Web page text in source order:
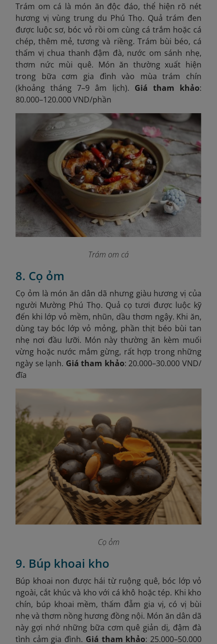
Trám om cá là món ăn độc đáo, thể hiện rõ nét
hương vị vùng trung du Phú Thọ. Quả trám đen
được luộc sơ, bóc vỏ rồi om cùng cá trắm hoặc cá
chép, thêm mẻ, tương và riềng. Trám bùi béo, cá
thấm vị chua thanh đậm đà, nước om sánh nhẹ,
thơm nức mùi quê. Món ăn thường xuất hiện
trong bữa cơm gia đình vào mùa trám chín
(khoảng tháng 7–9 âm lịch). Giá tham khảo:
80.000–120.000 VND/phần
Trám om cá
8. Cọ ỏm
Cọ ỏm là món ăn dân dã nhưng giàu hương vị của
người Mường Phú Thọ. Quả cọ tươi được luộc kỹ
đến khi lớp vỏ mềm, nhũn, dầu thơm ngậy. Khi ăn,
dùng tay bóc lớp vỏ mỏng, phần thịt béo bùi tan
nhẹ nơi đầu lưỡi. Món này thường ăn kèm muối
vừng hoặc nước mắm gừng, rất hợp trong những
ngày se lạnh. Giá tham khảo: 20.000–30.000 VND/
đĩa
Cọ ỏm
9. Búp khoai kho
Búp khoai non được hái từ ruộng quê, bóc lớp vỏ
ngoài, cắt khúc và kho với cá khô hoặc tép. Khi kho
chín, búp khoai mềm, thấm đẫm gia vị, có vị bùi
nhẹ và thơm nồng hương đồng nội. Món ăn dân dã
này gợi nhớ những bữa cơm quê giản dị, đậm đà
tình cảm gia đình. Giá tham khảo: 25.000–50.000